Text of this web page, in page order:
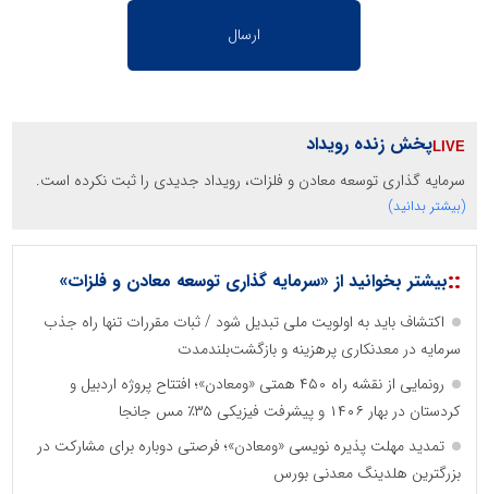
پخش زنده رویداد
سرمایه گذاری توسعه معادن و فلزات، رویداد جدیدی را ثبت نکرده است.
(بیشتر بدانید)
::بیشتر بخوانید از «سرمایه گذاری توسعه معادن و فلزات»
اکتشاف باید به اولویت ملی تبدیل شود / ثبات مقررات تنها راه جذب
سرمایه در معدنکاری پرهزینه و بازگشت‌بلندمدت
رونمایی از نقشه راه ۴۵۰ همتی «ومعادن»؛ افتتاح پروژه اردبیل و
کردستان در بهار ۱۴۰۶ و پیشرفت فیزیکی ۳۵٪ مس جانجا
تمدید مهلت پذیره نویسی «ومعادن»؛ فرصتی دوباره برای مشارکت در
بزرگترین هلدینگ معدنی بورس